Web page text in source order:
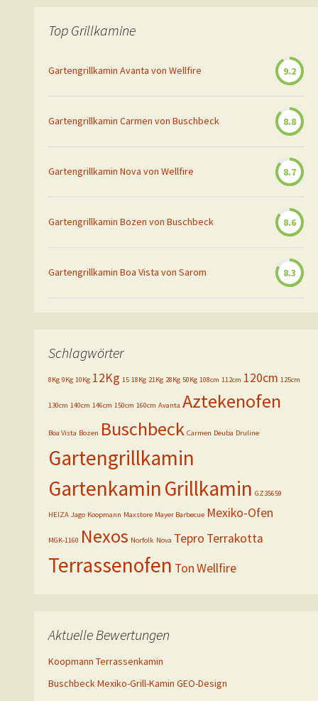
Top Grillkamine
Gartengrillkamin Avanta von Wellfire 9.2
Gartengrillkamin Carmen von Buschbeck 8.8
Gartengrillkamin Nova von Wellfire 8.7
Gartengrillkamin Bozen von Buschbeck 8.6
Gartengrillkamin Boa Vista von Sarom 8.3
Schlagwörter
8Kg 9Kg 10Kg 12Kg 15 18Kg 21Kg 28Kg 50Kg 108cm 112cm 120cm 125cm
130cm 140cm 146cm 150cm 160cm Avanta Aztekenofen
Boa Vista Bozen Buschbeck Carmen Deuba Druline
Gartengrillkamin
GartenkaminGrillkamin GZ35659
HEIZA Jago Koopmann Maxstore Mayer Barbecue Mexiko-Ofen
MGK-1160 Nexos Norfolk Nova Tepro Terrakotta
Terrassenofen TonWellfire
Aktuelle Bewertungen
Koopmann Terrassenkamin
Buschbeck Mexiko-Grill-Kamin GEO-Design